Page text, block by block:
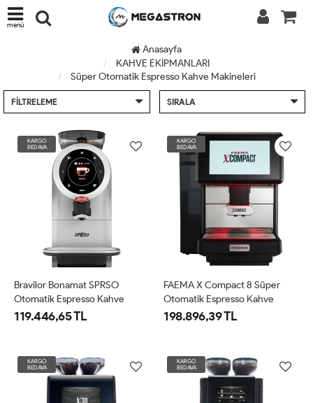
menü
Anasayfa
KAHVE EKİPMANLARI
Süper Otomatik Espresso Kahve Makineleri
FILTRELEME SIRALA
KARGO
BEDAVA
Bravilor Bonamat SPRSO
Otomatik Espresso Kahve
Makinesi
119.446,65 TL
KARGO
BEDAVA
FAEMA X Compact 8 Süper
Otomatik Espresso Kahve
Makinesi
198.896,39 TL
KARGO
BEDAVA
KARGO
BEDAVA